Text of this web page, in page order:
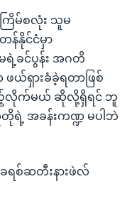
)ကြိမ်စလုံး သူမ
န်နိုင်ငံမှာ
ခင်ပွန်း အဂတိ
ဖယ်ရှားခံခဲ့ရတာဖြစ်
ြည့်လိုက်မယ် ဆိုလို့ရှိရင် ဘူ
ရဲ့ အခန်းကဏ္ဍ မပါဘဲ
ခရစ်ဆတီးနားဖဲလ်